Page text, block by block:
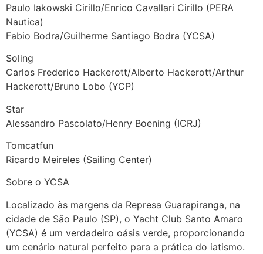
Paulo Iakowski Cirillo/Enrico Cavallari Cirillo (PERA
Nautica)
Fabio Bodra/Guilherme Santiago Bodra (YCSA)
Soling
Carlos Frederico Hackerott/Alberto Hackerott/Arthur
Hackerott/Bruno Lobo (YCP)
Star
Alessandro Pascolato/Henry Boening (ICRJ)
Tomcatfun
Ricardo Meireles (Sailing Center)
Sobre o YCSA
Localizado às margens da Represa Guarapiranga, na
cidade de São Paulo (SP), o Yacht Club Santo Amaro
(YCSA) é um verdadeiro oásis verde, proporcionando
um cenário natural perfeito para a prática do iatismo.